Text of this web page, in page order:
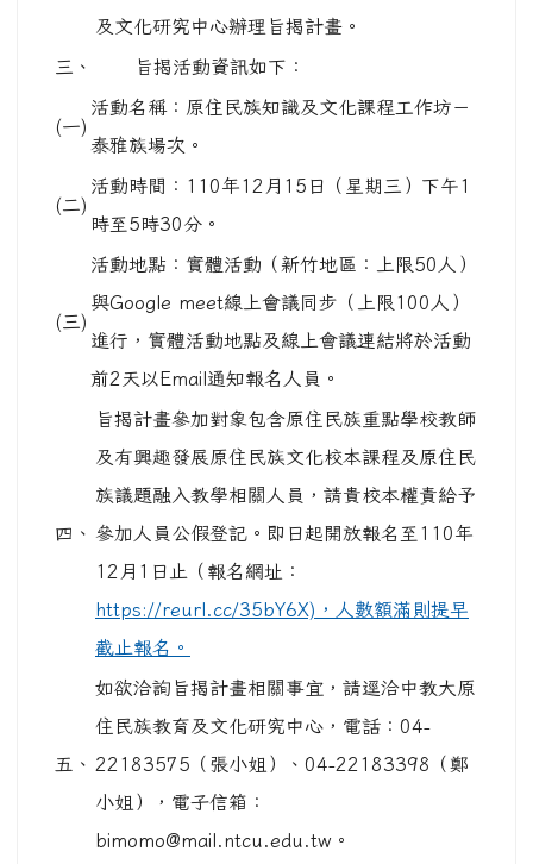
及文化研究中心辦理旨揭計畫。
三、 旨揭活動資訊如下：
(一)
活動名稱：原住民族知識及文化課程工作坊－
泰雅族場次。
(二)
活動時間：110年12月15日（星期三）下午1
時至5時30分。
(三)
活動地點：實體活動（新竹地區：上限50人）
與Google meet線上會議同步（上限100人）
進行，實體活動地點及線上會議連結將於活動
前2天以Email通知報名人員。
四、
旨揭計畫參加對象包含原住民族重點學校教師
及有興趣發展原住民族文化校本課程及原住民
族議題融入教學相關人員，請貴校本權責給予
參加人員公假登記。即日起開放報名至110年
12月1日止（報名網址：
https://reurl.cc/35bY6X)，人數額滿則提早
截止報名。
五、
如欲洽詢旨揭計畫相關事宜，請逕洽中教大原
住民族教育及文化研究中心，電話：04-
22183575（張小姐）、04-22183398（鄭
小姐），電子信箱：
bimomo@mail.ntcu.edu.tw。